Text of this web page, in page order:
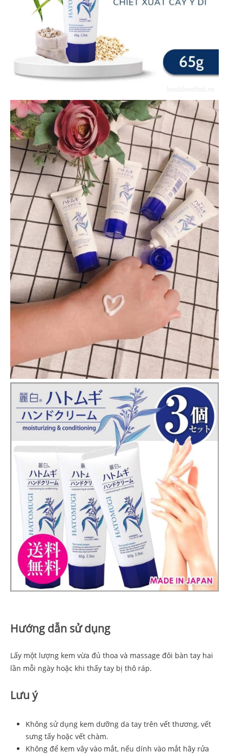
Hướng dẫn sử dụng
Lấy một lượng kem vừa đủ thoa và massage đôi bàn tay hai
lần mỗi ngày hoặc khi thấy tay bị thô ráp.
Lưu ý
Không sử dụng kem dưỡng da tay trên vết thương, vết
sưng tấy hoặc vết chàm.
Không để kem vây vào mắt, nếu dính vào mắt hãy rửa